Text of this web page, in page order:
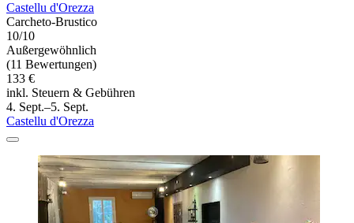
Castellu d'Orezza
Carcheto-Brustico
10/10
Außergewöhnlich
(11 Bewertungen)
133 €
inkl. Steuern & Gebühren
4. Sept.–5. Sept.
Castellu d'Orezza